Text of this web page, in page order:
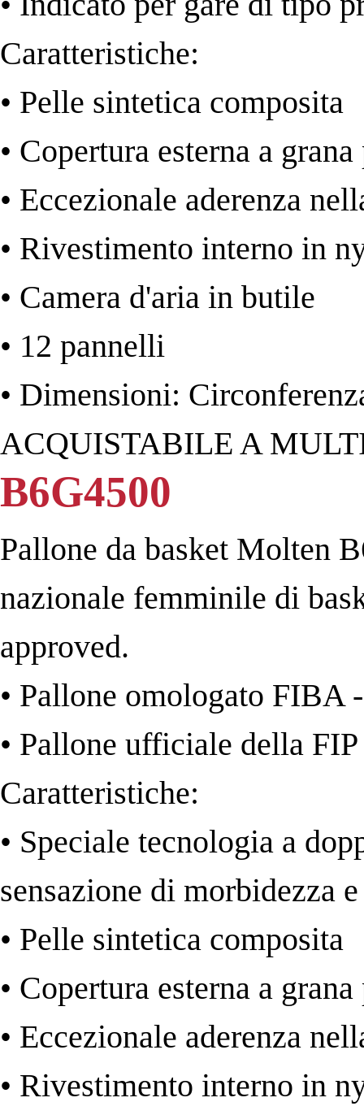
Caratteristiche:
• Pelle sintetica composita
• Copertura esterna a
• Eccezionale aderenza
• Rivestimento interno in
• Camera d'aria in butile
• 12 pannelli
• Dimensioni:
ACQUISTABILE A
B6G4500
Pallone da basket Molten
nazionale femminile di
approved.
• Pallone omologato FIBA
• Pallone ufficiale della FIP
Caratteristiche:
• Speciale tecnologia a
sensazione di morbidezza
• Pelle sintetica composita
• Copertura esterna a
• Eccezionale aderenza
• Rivestimento interno in